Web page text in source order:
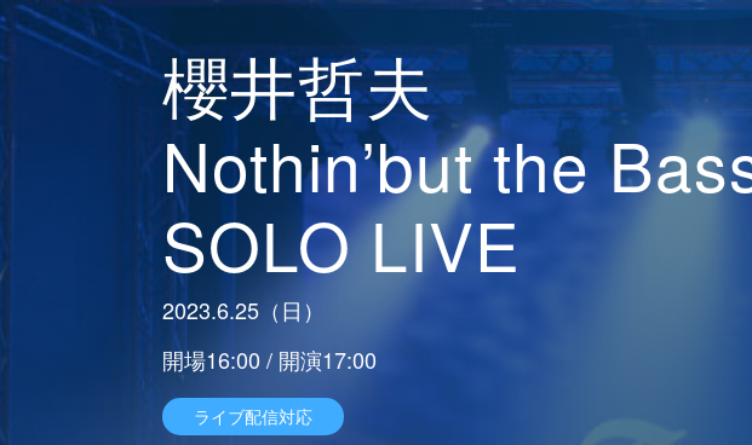
櫻井哲夫
Nothin’but the
SOLO LIVE
2023.6.25（日）
開場16:00 / 開演17:00
ライブ配信対応